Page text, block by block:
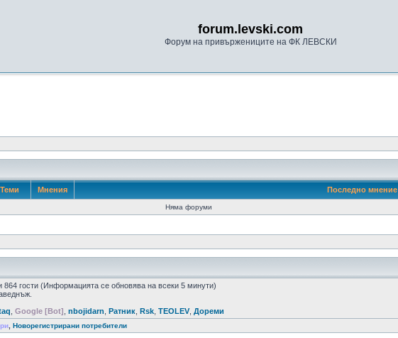
forum.levski.com
Форум на привържениците на ФК ЛЕВСКИ
Теми Мнения Последно мнение
Няма форуми
864 гости (Информацията се обновява на всеки 5 минути)
Google [Bot] nbojidarn Ратник Rsk TEOLEV, Дореми
Новорегистрирани потребители